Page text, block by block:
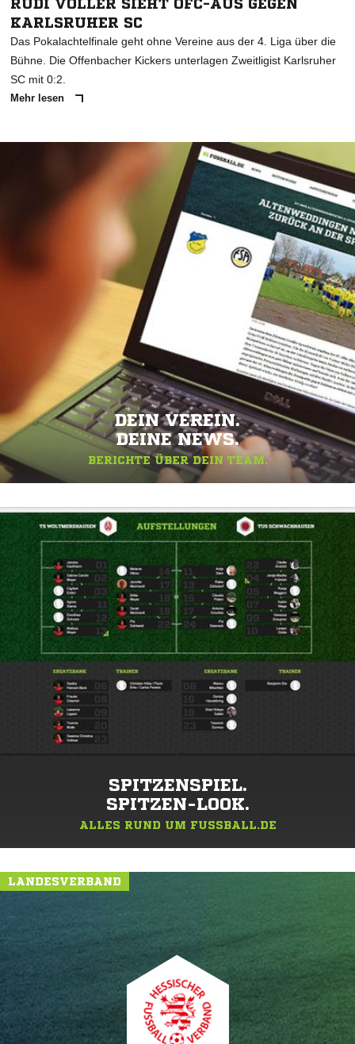
RUDI VÖLLER SIEHT OFC-AUS GEGEN
KARLSRUHER SC
Das Pokalachtelfinale geht ohne Vereine aus der 4. Liga über die
Bühne. Die Offenbacher Kickers unterlagen Zweitligist Karlsruher
SC mit 0:2.
Mehr lesen
DEIN VEREIN.
DEINE NEWS.
BERICHTE ÜBER DEIN TEAM.
SPITZENSPIEL.
SPITZEN-LOOK.
ALLES RUND UM FUSSBALL.DE
LANDESVERBAND